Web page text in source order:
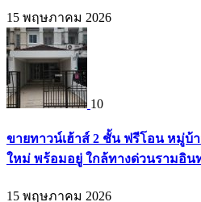
15 พฤษภาคม 2026
10
ขายทาวน์เฮ้าส์ 2 ชั้น ฟรีโอน หมู่บ้
ใหม่ พร้อมอยู่ ใกล้ทางด่วนรามอินท
15 พฤษภาคม 2026